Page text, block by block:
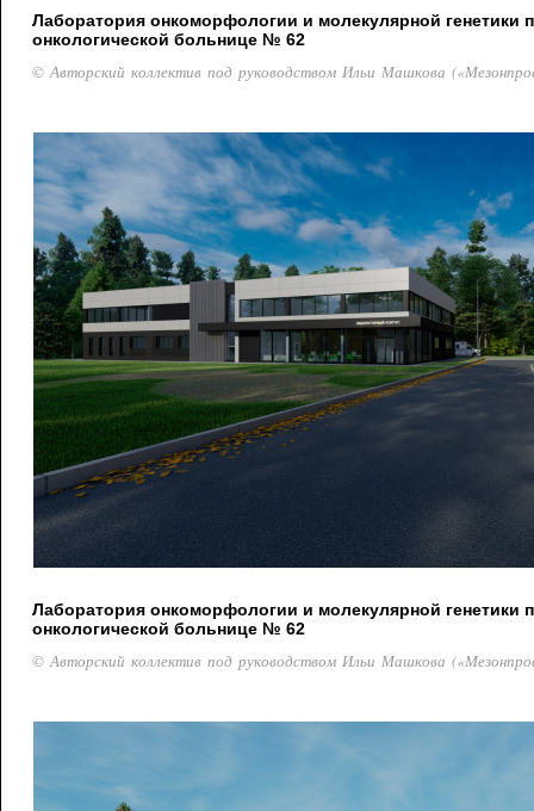
Лаборатория онкоморфологии и молекулярной генетики
онкологической больнице № 62
© Авторский коллектив под руководством Ильи Машкова
Лаборатория онкоморфологии и молекулярной генетики
онкологической больнице № 62
© Авторский коллектив под руководством Ильи Машкова